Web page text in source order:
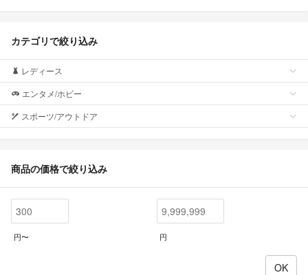
カテゴリで絞り込み
レディース
エンタメ/ホビー
スポーツ/アウトドア
商品の価格で絞り込み
円〜 円